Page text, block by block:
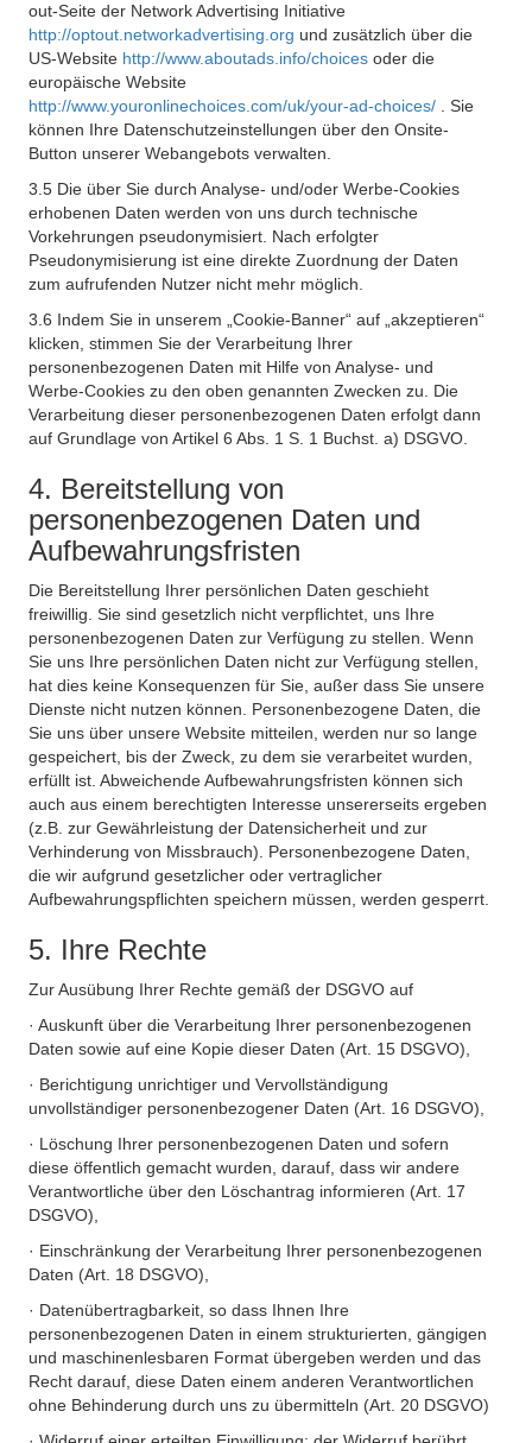
out-Seite der Network Advertising Initiative
http://optout.networkadvertising.org und zusätzlich über die
US-Website http://www.aboutads.info/choices oder die
europäische Website
http://www.youronlinechoices.com/uk/your-ad-choices/
. Sie
können Ihre Datenschutzeinstellungen über den Onsite-
Button unserer Webangebots verwalten.
3.5 Die über Sie durch Analyse- und/oder Werbe-Cookies
erhobenen Daten werden von uns durch technische
Vorkehrungen pseudonymisiert. Nach erfolgter
Pseudonymisierung ist eine direkte Zuordnung der Daten
zum aufrufenden Nutzer nicht mehr möglich.
3.6 Indem Sie in unserem „Cookie-Banner“ auf „akzeptieren“
klicken, stimmen Sie der Verarbeitung Ihrer
personenbezogenen Daten mit Hilfe von Analyse- und
Werbe-Cookies zu den oben genannten Zwecken zu. Die
Verarbeitung dieser personenbezogenen Daten erfolgt dann
auf Grundlage von Artikel 6 Abs. 1 S. 1 Buchst. a) DSGVO.
4. Bereitstellung von
personenbezogenen Daten und
Aufbewahrungsfristen
Die Bereitstellung Ihrer persönlichen Daten geschieht
freiwillig. Sie sind gesetzlich nicht verpflichtet, uns Ihre
personenbezogenen Daten zur Verfügung zu stellen. Wenn
Sie uns Ihre persönlichen Daten nicht zur Verfügung stellen,
hat dies keine Konsequenzen für Sie, außer dass Sie unsere
Dienste nicht nutzen können. Personenbezogene Daten, die
Sie uns über unsere Website mitteilen, werden nur so lange
gespeichert, bis der Zweck, zu dem sie verarbeitet wurden,
erfüllt ist. Abweichende Aufbewahrungsfristen können sich
auch aus einem berechtigten Interesse unsererseits ergeben
(z.B. zur Gewährleistung der Datensicherheit und zur
Verhinderung von Missbrauch). Personenbezogene Daten,
die wir aufgrund gesetzlicher oder vertraglicher
Aufbewahrungspflichten speichern müssen, werden gesperrt.
5. Ihre Rechte
Zur Ausübung Ihrer Rechte gemäß der DSGVO auf
· Auskunft über die Verarbeitung Ihrer personenbezogenen
Daten sowie auf eine Kopie dieser Daten (Art. 15 DSGVO),
· Berichtigung unrichtiger und Vervollständigung
unvollständiger personenbezogener Daten (Art. 16 DSGVO),
· Löschung Ihrer personenbezogenen Daten und sofern
diese öffentlich gemacht wurden, darauf, dass wir andere
Verantwortliche über den Löschantrag informieren (Art. 17
DSGVO),
· Einschränkung der Verarbeitung Ihrer personenbezogenen
Daten (Art. 18 DSGVO),
· Datenübertragbarkeit, so dass Ihnen Ihre
personenbezogenen Daten in einem strukturierten, gängigen
und maschinenlesbaren Format übergeben werden und das
Recht darauf, diese Daten einem anderen Verantwortlichen
ohne Behinderung durch uns zu übermitteln (Art. 20 DSGVO)